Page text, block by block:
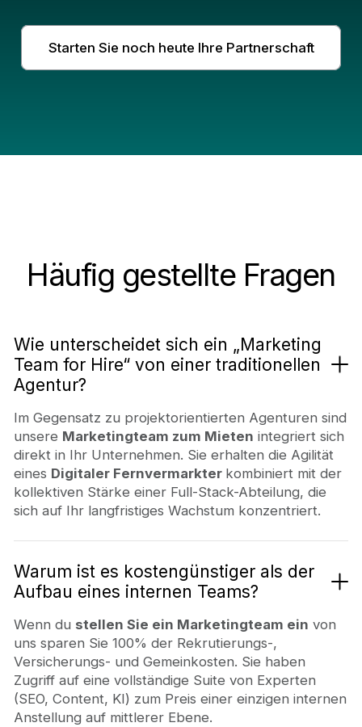
Starten Sie noch heute Ihre Partnerschaft
Häufig gestellte Fragen
Wie unterscheidet sich ein „Marketing
Team for Hire“ von einer traditionellen
Agentur?
Im Gegensatz zu projektorientierten Agenturen sind
unsere Marketingteam zum Mieten integriert sich
direkt in Ihr Unternehmen. Sie erhalten die Agilität
eines Digitaler Fernvermarkter kombiniert mit der
kollektiven Stärke einer Full-Stack-Abteilung, die
sich auf Ihr langfristiges Wachstum konzentriert.
Warum ist es kostengünstiger als der
Aufbau eines internen Teams?
Wenn du stellen Sie ein Marketingteam ein von
uns sparen Sie 100% der Rekrutierungs-,
Versicherungs- und Gemeinkosten. Sie haben
Zugriff auf eine vollständige Suite von Experten
(SEO, Content, KI) zum Preis einer einzigen internen
Anstellung auf mittlerer Ebene.